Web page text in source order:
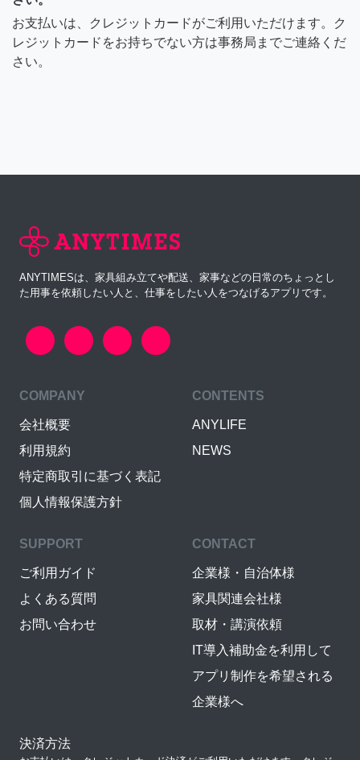
お支払いは、クレジットカードがご利用いただけます。ク
レジットカードをお持ちでない方は事務局までご連絡くだ
さい。
ANYTIMESは、家具組み立てや配送、家事などの日常のちょっとし
た用事を依頼したい人と、仕事をしたい人をつなげるアプリです。
COMPANY
会社概要
利用規約
特定商取引に基づく表記
個人情報保護方針
CONTENTS
ANYLIFE
NEWS
SUPPORT
ご利用ガイド
よくある質問
お問い合わせ
CONTACT
企業様・自治体様
家具関連会社様
取材・講演依頼
IT導入補助金を利用して
アプリ制作を希望される
企業様へ
決済方法